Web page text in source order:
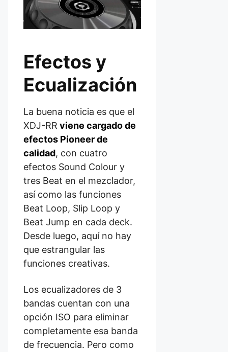
Efectos y
Ecualización
La buena noticia es que el
XDJ-RR viene cargado de
efectos Pioneer de
calidad, con cuatro
efectos Sound Colour y
tres Beat en el mezclador,
así como las funciones
Beat Loop, Slip Loop y
Beat Jump en cada deck.
Desde luego, aquí no hay
que estrangular las
funciones creativas.
Los ecualizadores de 3
bandas cuentan con una
opción ISO para eliminar
completamente esa banda
de frecuencia. Pero como